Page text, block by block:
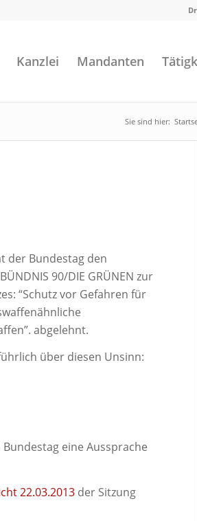
Kanzlei Mandanten
Sie sind hier:
der Bundestag den
90/DIE GRÜNEN zur
“Schutz vor Gefahren für
abgelehnt.
über diesen Unsinn:
eine Aussprache
22.03.2013 der Sitzung